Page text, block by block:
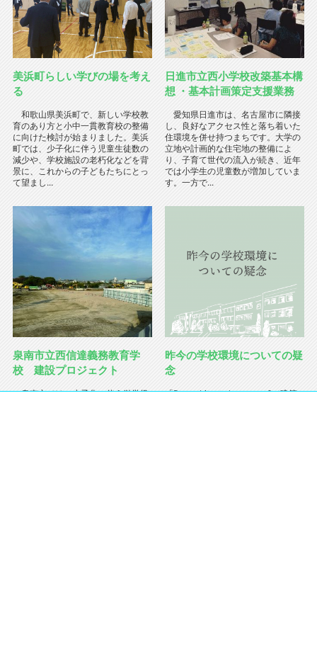
美浜町らしい学びの場を考え
る
和歌山県美浜町で、新しい学校教
育のあり方と小中一貫教育校の整備
に向けた検討が始まりました。美浜
町では、少子化に伴う児童生徒数の
減少や、学校施設の老朽化などを背
景に、これからの子どもたちにとっ
て望まし...
日進市立西小学校改築基本構
想 ・基本計画策定支援業務
愛知県日進市は、名古屋市に隣接
し、良好なアクセス性と落ち着いた
住環境を併せ持つまちです。大学の
立地や計画的な住宅地の整備によ
り、子育て世代の流入が続き、近年
では小学生の児童数が増加していま
す。一方で...
泉南市立西信達義務教育学
校 建設プロジェクト
泉南市では、少子化に伴う単学級
昨今の学校環境についての疑
念
「Do architects have ears?（建築